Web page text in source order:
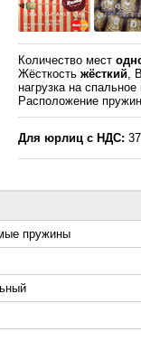
Количество мест
Жёсткостьжёсткий,
нагрузка на
Расположение
Для юрлиц с НДС:
пружины